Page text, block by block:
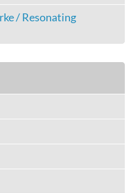
/ Resonating